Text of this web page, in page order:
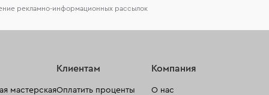
рекламно-информационных рассылок
мастерская
Клиентам
Оплатить проценты
Компания
О нас